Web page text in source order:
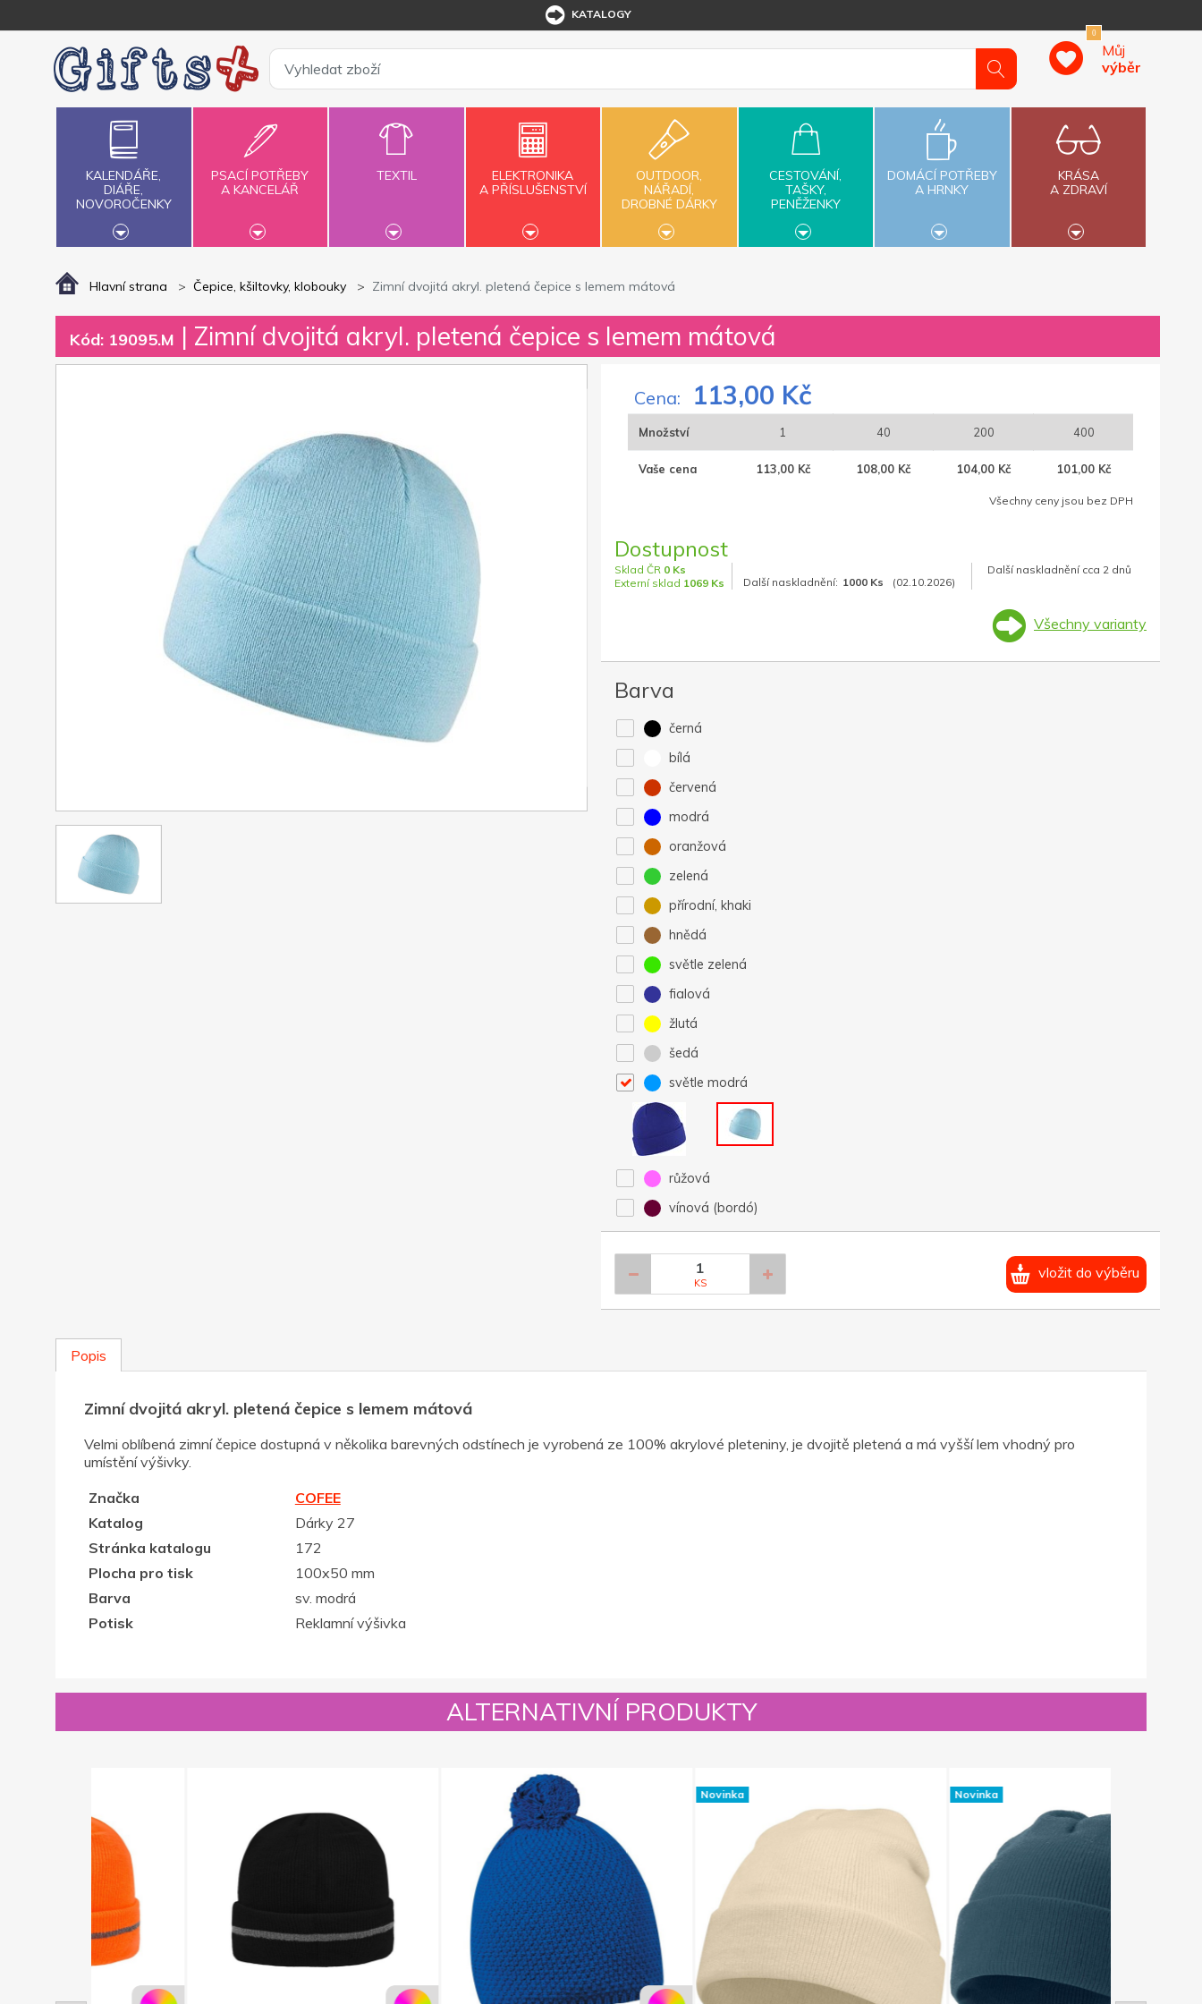
KATALOGY
0
Můj
výběr
KALENDÁŘE,
DIÁŘE,
NOVOROČENKY
PSACÍ POTŘEBY
A KANCELÁŘ
TEXTIL
ELEKTRONIKA
A PŘÍSLUŠENSTVÍ
OUTDOOR,
NÁŘADÍ,
DROBNÉ DÁRKY
CESTOVÁNÍ,
TAŠKY,
PENĚŽENKY
DOMÁCÍ POTŘEBY
A HRNKY
KRÁSA
A ZDRAVÍ
Hlavní strana Čepice, kšiltovky, klobouky Zimní dvojitá akryl. pletená čepice s lemem mátová
Kód: 19095.M | Zimní dvojitá akryl. pletená čepice s lemem mátová
Cena: 113,00 Kč
Množství 1 40 200 400
Vaše cena 113,00 Kč 108,00 Kč 104,00 Kč 101,00 Kč
Všechny ceny jsou bez DPH
Dostupnost
Sklad ČR 0 Ks
Externí sklad 1069 Ks Další naskladnění: 1000 Ks (02.10.2026)
Další naskladnění cca 2 dnů
Všechny varianty
Barva
černá
bílá
červená
modrá
oranžová
zelená
přírodní, khaki
hnědá
světle zelená
fialová
žlutá
šedá
světle modrá
růžová
vínová (bordó)
KS
vložit do výběru
Popis
Zimní dvojitá akryl. pletená čepice s lemem mátová
Velmi oblíbená zimní čepice dostupná v několika barevných odstínech je vyrobená ze 100% akrylové pleteniny, je dvojitě pletená a má vyšší lem vhodný pro
umístění výšivky.
Značka
COFEE
Katalog
Dárky 27
Stránka katalogu
172
Plocha pro tisk
100x50 mm
Barva
sv. modrá
Potisk
Reklamní výšivka
ALTERNATIVNÍ PRODUKTY